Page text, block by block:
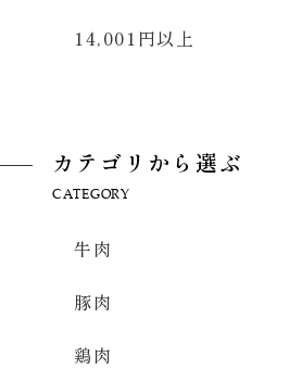
14,001円以上
カテゴリから選ぶ
CATEGORY
牛肉
豚肉
鶏肉